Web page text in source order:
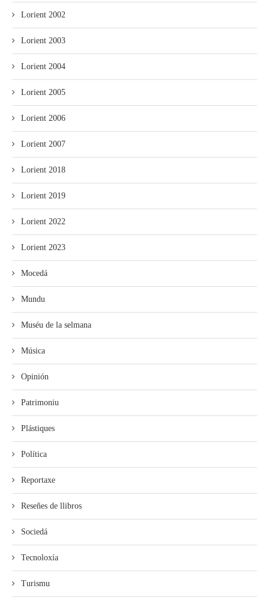
Lorient 2002
Lorient 2003
Lorient 2004
Lorient 2005
Lorient 2006
Lorient 2007
Lorient 2018
Lorient 2019
Lorient 2022
Lorient 2023
Mocedá
Mundu
Muséu de la selmana
Música
Opinión
Patrimoniu
Plástiques
Política
Reportaxe
Reseñes de llibros
Sociedá
Tecnoloxía
Turismu